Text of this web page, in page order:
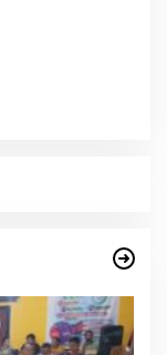
Organisasi yang
Berdampak